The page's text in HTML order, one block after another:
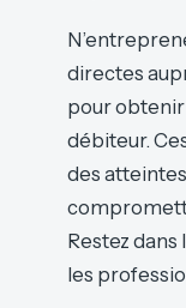
directes
pour
débiteur.
des
Restez
les